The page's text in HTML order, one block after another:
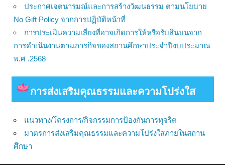
ประกาศเจตนารมณ์และการสร้างวัฒนธรรม ตามนโยบาย
No Gift Policy จากการปฏิบัติหน้าที่
การประเมินความเสี่ยงที่อาจเกิดการให้หรือรับสินบนจาก
การดำเนินงานตามภารกิจของสถานศึกษาประจำปีงบประมาณ
พ.ศ .2568
การส่งเสริมคุณธรรมและความโปร่งใส
แนวทาง/โครงการ/กิจกรรมการป้องกันการทุจริต
มาตรการส่งเสริมคุณธรรมและความโปร่งใสภายในสถาน
ศึกษา